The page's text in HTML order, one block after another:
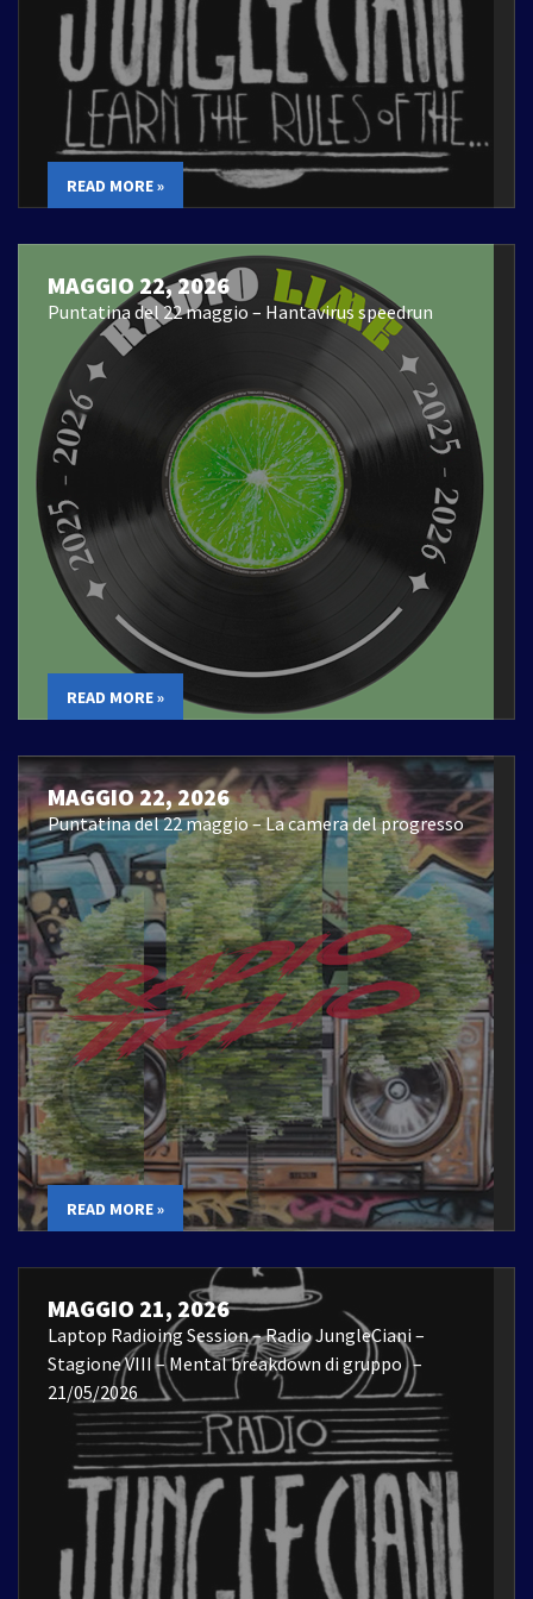
READ MORE »
MAGGIO 22, 2026
Puntatina del 22 maggio – Hantavirus speedrun
READ MORE »
MAGGIO 22, 2026
Puntatina del 22 maggio – La camera del progresso
READ MORE »
MAGGIO 21, 2026
Laptop Radioing Session – Radio JungleCiani –
Stagione VIII – Mental breakdown di gruppo –
21/05/2026